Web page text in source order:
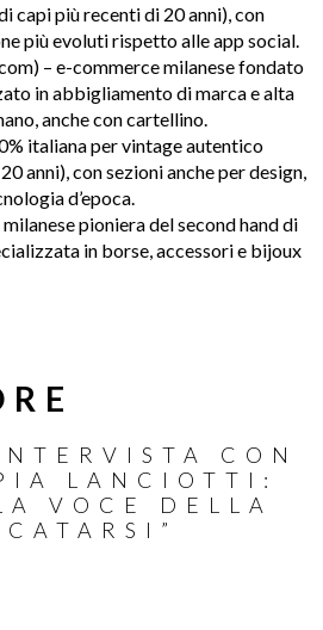
capi più recenti di 20 anni), con
più evoluti rispetto alle app social.
– e-commerce milanese fondato
in abbigliamento di marca e alta
anche con cartellino.
italiana per vintage autentico
anni), con sezioni anche per design,
d’epoca.
pioniera del second hand di
in borse, accessori e bijoux
CON
LANCIOTTI:
VOCE DELLA